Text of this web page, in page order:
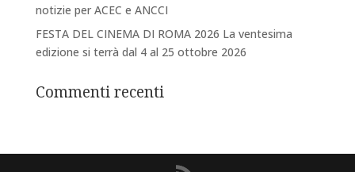
notizie per ACEC e ANCCI
FESTA DEL CINEMA DI ROMA 2026 La ventesima
edizione si terrà dal 4 al 25 ottobre 2026
Commenti recenti